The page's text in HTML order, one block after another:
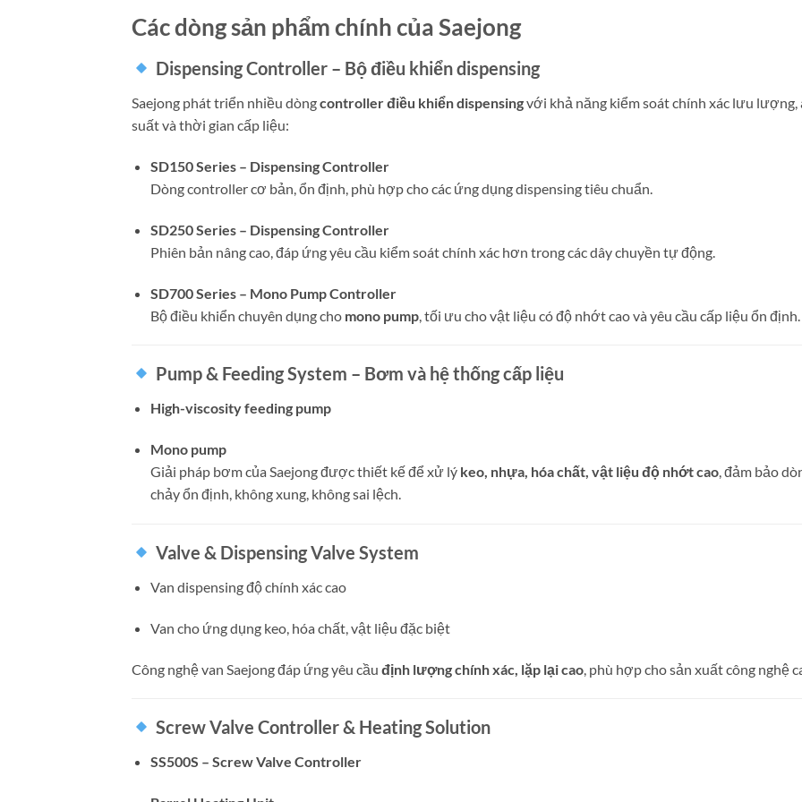
Các dòng sản phẩm chính của Saejong
Dispensing Controller – Bộ điều khiển dispensing
Saejong phát triển nhiều dòngcontroller điều khiển dispensingvới khả năng kiểm soát chính xác lưu lượng,
suất và thời gian cấp liệu:
SD150 Series – Dispensing Controller
Dòng controller cơ bản, ổn định, phù hợp cho các ứng dụng dispensing tiêu chuẩn.
SD250 Series – Dispensing Controller
Phiên bản nâng cao, đáp ứng yêu cầu kiểm soát chính xác hơn trong các dây chuyền tự động.
SD700 Series – Mono Pump Controller
Bộ điều khiển chuyên dụng cho mono pump, tối ưu cho vật liệu có độ nhớt cao và yêu cầu cấp liệu ổn định.
Pump & Feeding System – Bơm và hệ thống cấp liệu
High-viscosity feeding pump
Mono pump
Giải pháp bơm của Saejong được thiết kế để xử lý keo, nhựa, hóa chất, vật liệu độ nhớt cao, đảm bảo
chảy ổn định, không xung, không sai lệch.
Valve & Dispensing Valve System
Van dispensing độ chính xác cao
Van cho ứng dụng keo, hóa chất, vật liệu đặc biệt
Công nghệ van Saejong đáp ứng yêu cầu định lượng chính xác, lặp lại cao , phù hợp cho sản xuất công nghệ
Screw Valve Controller & Heating Solution
SS500S – Screw Valve Controller